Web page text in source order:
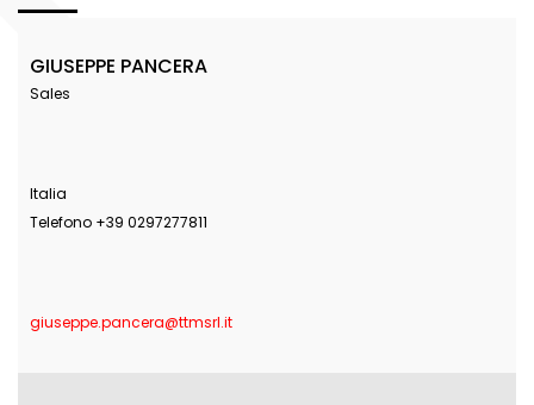
GIUSEPPE PANCERA
Sales
Italia
Telefono +39 0297277811
giuseppe.pancera@ttmsrl.it